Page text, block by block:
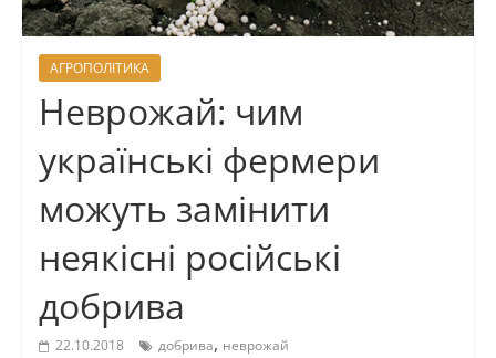
АГРОПОЛІТИКА
Неврожай: чим
українські фермери
можуть замінити
неякісні російські
добрива
22.10.2018 добрива, неврожай